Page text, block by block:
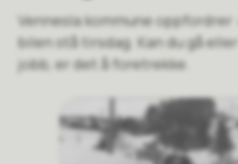
Vennesla kommune
bilen stå tirsdag. Kan du gå
jobb, er det å foretrekke.